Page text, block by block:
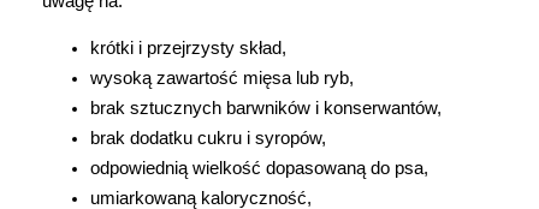
ustawienia wszystkich cookies klikając
AKCEPTUJĘ WSZYSTKIE
AKCEPTUJĘ WSZYSTKIE
krótki i przejrzysty skład,
wysoką zawartość mięsa lub ryb,
brak sztucznych barwników i konserwantów,
brak dodatku cukru i syropów,
odpowiednią wielkość dopasowaną do psa,
umiarkowaną kaloryczność,